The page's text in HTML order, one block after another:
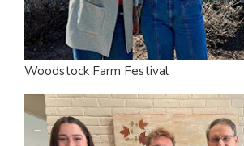
Woodstock Farm Festival